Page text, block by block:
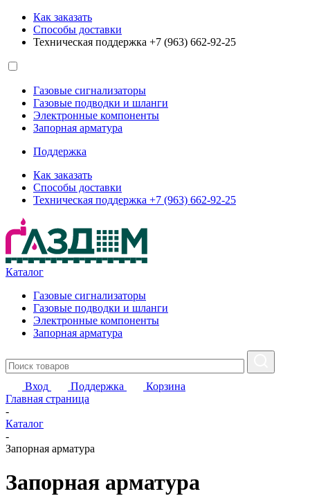
Как заказать
Способы доставки
Техническая поддержка +7 (963) 662-92-25
Газовые сигнализаторы
Газовые подводки и шланги
Электронные компоненты
Запорная арматура
Поддержка
Как заказать
Способы доставки
Техническая поддержка +7 (963) 662-92-25
Каталог
Газовые сигнализаторы
Газовые подводки и шланги
Электронные компоненты
Запорная арматура
Вход Поддержка
Корзина
Главная страница
-
Каталог
-
Запорная арматура
Запорная арматура